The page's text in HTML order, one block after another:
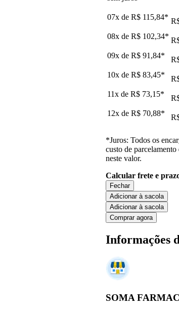
07x de R$ 115,84*
08x de R$ 102,34*
09x de R$ 91,84*
10x de R$ 83,45*
11x de R$ 73,15*
12x de R$ 70,88*
*Juros: Todos os
custo de
neste valor.
Calcular frete e
Fechar
Adicionar à sacola
Adicionar à sacola
Comprar agora
Informações
SOMA